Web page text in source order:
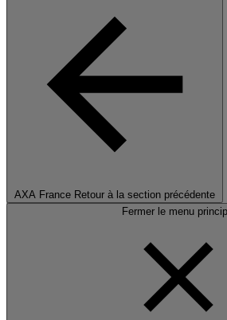
AXA France Retour à la section précédente
Fermer le menu